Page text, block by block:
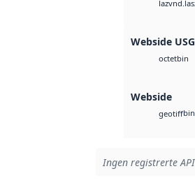
laz
Webside
octetbin
Webside
geotiffbin
Ingen registrerte